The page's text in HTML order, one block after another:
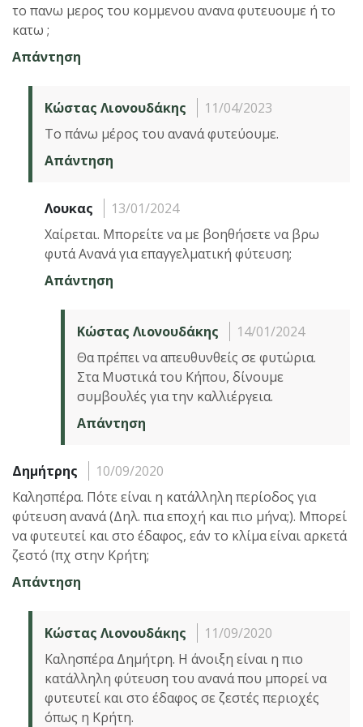
το πανω μερος του κομμενου ανανα φυτευουμε ή το
κατω ;
Απάντηση
Κώστας Λιονουδάκης
11/04/2023
Το πάνω μέρος του ανανά φυτεύουμε.
Απάντηση
Λουκας
13/01/2024
Χαίρεται. Μπορείτε να με βοηθήσετε να βρω
φυτά Ανανά για επαγγελματική φύτευση;
Απάντηση
Κώστας Λιονουδάκης
14/01/2024
Θα πρέπει να απευθυνθείς σε φυτώρια.
Στα Μυστικά του Κήπου, δίνουμε
συμβουλές για την καλλιέργεια.
Απάντηση
Δημήτρης
10/09/2020
Καλησπέρα. Πότε είναι η κατάλληλη περίοδος για
φύτευση ανανά (Δηλ. πια εποχή και πιο μήνα;). Μπορεί
να φυτευτεί και στο έδαφος, εάν το κλίμα είναι αρκετά
ζεστό (πχ στην Κρήτη;
Απάντηση
Κώστας Λιονουδάκης
11/09/2020
Καλησπέρα Δημήτρη. Η άνοιξη είναι η πιο
κατάλληλη φύτευση του ανανά που μπορεί να
φυτευτεί και στο έδαφος σε ζεστές περιοχές
όπως η Κρήτη.